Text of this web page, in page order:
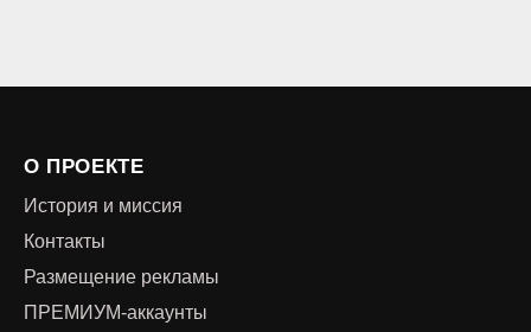
О ПРОЕКТЕ
История и миссия
Контакты
Размещение рекламы
ПРЕМИУМ-аккаунты